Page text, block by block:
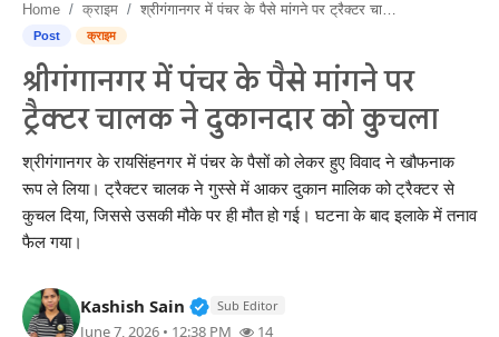
Contact Us
राजस्थान
क्राइम
भारत
बॉलीवुड
Home क्राइम श्रीगंगानगर में पंचर के पैसे मांगने पर ट्रैक्टर चालक ने दुकानदार को कुचला
Post क्राइम
श्रीगंगानगर में पंचर के पैसे मांगने पर
ट्रैक्टर चालक ने दुकानदार को कुचला
श्रीगंगानगर के रायसिंहनगर में पंचर के पैसों को लेकर हुए विवाद ने खौफनाक
रूप ले लिया। ट्रैक्टर चालक ने गुस्से में आकर दुकान मालिक को ट्रैक्टर से
कुचल दिया, जिससे उसकी मौके पर ही मौत हो गई। घटना के बाद इलाके में तनाव
फैल गया।
Kashish Sain Verified Public Figure • 11 Jun,
Sub Editor
June 7, 2026 • 12:38 PM 14